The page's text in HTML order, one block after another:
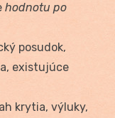
hodnotu po
posudok,
existujúce
krytia, výluky,